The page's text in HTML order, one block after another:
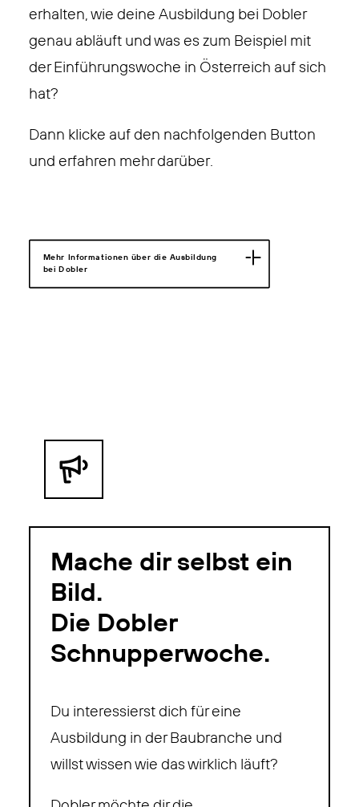
erhalten, wie deine Ausbildung bei Dobler
genau abläuft und was es zum Beispiel mit
der Einführungswoche in Österreich auf sich
hat?
Dann klicke auf den nachfolgenden Button
und erfahren mehr darüber.
Mehr Informationen über die Ausbildung
bei Dobler
Mache dir selbst ein
Bild.
Die Dobler
Schnupper­woche.
Du interessierst dich für eine
Ausbildung in der Baubranche und
willst wissen wie das wirklich läuft?